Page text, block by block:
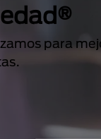
para